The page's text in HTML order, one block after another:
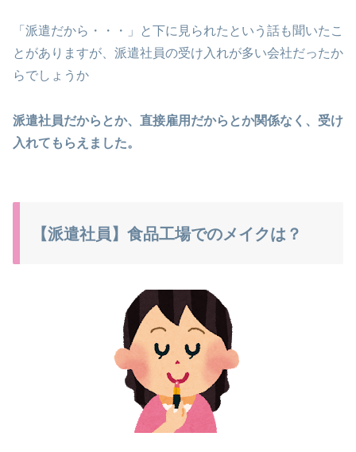
「派遣だから・・・」と下に見られたという話も聞いたこ
とがありますが、派遣社員の受け入れが多い会社だったか
らでしょうか
派遣社員だからとか、直接雇用だからとか関係なく、受け
入れてもらえました。
【派遣社員】食品工場でのメイクは？